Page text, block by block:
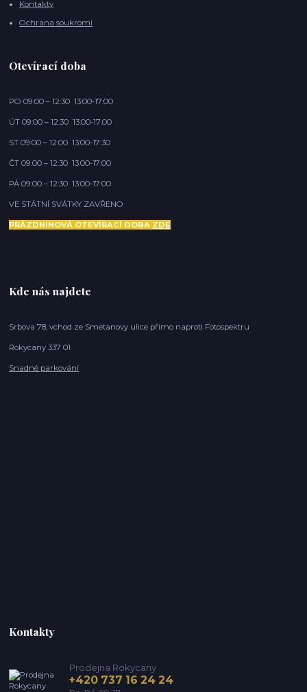
Kontakty
Ochrana soukromí
Otevírací doba
PO 09:00 – 12:30 13:00-17:00
ÚT 09:00 – 12:30 13:00-17:00
ST 09:00 – 12:00 13:00-17:30
ČT 09:00 – 12:30 13:00-17:00
PÁ 09:00 – 12:30 13:00-17:00
VE STÁTNÍ SVÁTKY ZAVŘENO
PRÁZDNINOVÁ OTEVÍRACÍ DOBA ZDE
Kde nás najdete
Srbova 78, vchod ze Smetanovy ulice přímo naproti Fotospektru
Rokycany 337 01
Snadné parkování
Kontakty
Prodejna Rokycany
+420 737 16 24 24